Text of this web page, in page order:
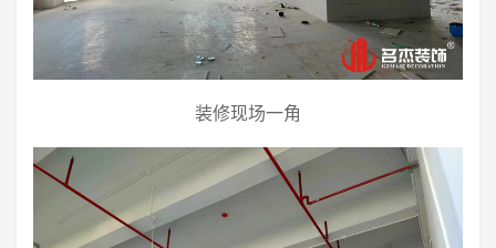
装修现场一角